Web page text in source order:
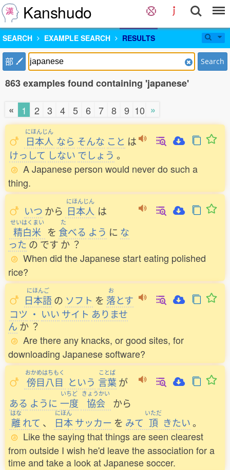
Kanshudo
SEARCH EXAMPLE SEARCH RESULTS
部 Search
863 examples found containing 'japanese'
« 1 2 3 4 5 6 7 8 9 10 »
にほんじん
日本人 なら そんな こと は
けっして しない でしょう 。
A Japanese person would never do such a
thing.
いつ から
にほんじん
日本人 は
せいはくまい
精白米 を
た
食べる よう に な
った の です か ？
When did the Japanese start eating polished
rice?
にほんご
日本語の ソフト を
お
落とす
コツ ・ いい サイト ありませ
ん か ？
Are there any knacks, or good sites, for
downloading Japanese software?
おかめはちもく
傍目八目 という
ことば
言葉 が
ある ように
いちど
一度
きょうかい
協会 から
はな
離れて 、
にほん
日本 サッカー を みて
いただ
頂 きたい。
Like the saying that things are seen clearest
from outside I wish he'd leave the association for a
time and take a look at Japanese soccer.